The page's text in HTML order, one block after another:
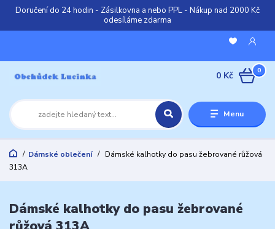
Doručení do 24 hodin - Zásilkovna a nebo PPL - Nákup nad 2000 Kč
odesíláme zdarma
Menu
0
0 Kč
Dámské oblečení
Dámské kalhotky do pasu žebrované růžová
313A
Dámské kalhotky do pasu žebrované